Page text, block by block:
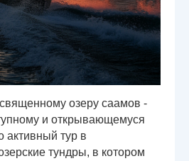
озеру саамов -
и открывающемуся
активный тур в
тундры, в котором